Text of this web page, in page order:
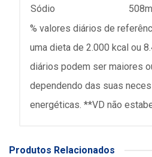
Sódio
% valores diários de
uma dieta de 2.000 kcal ou
diários podem ser maiores
dependendo das suas
energéticas. **VD não
Produtos Relacionados